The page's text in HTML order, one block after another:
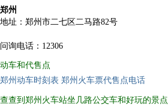
郑州
地址：郑州市二七区二马路82号
问询电话：12306
动车和代售点
郑州动车时刻表 郑州火车票代售点电话
查查到郑州火车站坐几路公交车和好玩的景点